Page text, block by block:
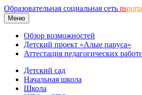
Образовательная социальная сеть ns
Меню
Обзор возможностей
Детский проект «Алые паруса»
Аттестация педагогических
Детский сад
Начальная школа
Школа